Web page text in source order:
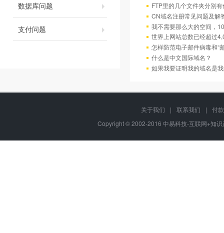
数据库问题
支付问题
FTP里的几个文件夹分别
CN域名注册常见问题及解
我不需要那么大的空间，
世界上网站总数已经超过
怎样防范电子邮件病毒和“
什么是中文国际域名？
如果我要证明我的域名是
关于我们 | 联系我们 |
付
Copyright © 2002-2016 中易科技-互联网+知